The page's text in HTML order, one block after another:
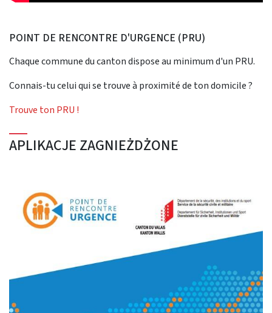
POINT DE RENCONTRE D'URGENCE (PRU)
Chaque commune du canton dispose au minimum d'un PRU.
Connais-tu celui qui se trouve à proximité de ton domicile ?
Trouve ton PRU !
APLIKACJE ZAGNIEŻDŻONE